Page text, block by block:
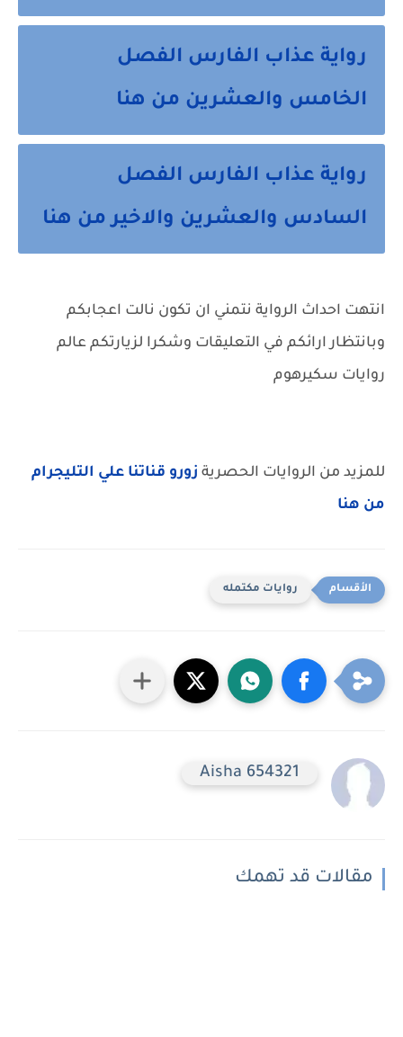
رواية عذاب الفارس الفصل
الخامس والعشرين من هنا
رواية عذاب الفارس الفصل
السادس والعشرين والاخير من هنا
انتهت احداث الرواية نتمني ان تكون نالت اعجابكم
وبانتظار ارائكم في التعليقات وشكرا لزيارتكم عالم
روايات سكيرهوم
للمزيد من الروايات الحصرية زورو قناتنا علي التليجرام
من هنا
روايات مكتمله
Aisha 654321
مقالات قد تهمك